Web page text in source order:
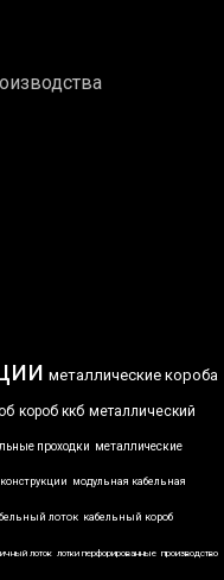
металлические короба
короб ккб металлический
проходки металлические
модульная кабельная
лоток кабельный короб
лоток лотки перфорированные производство